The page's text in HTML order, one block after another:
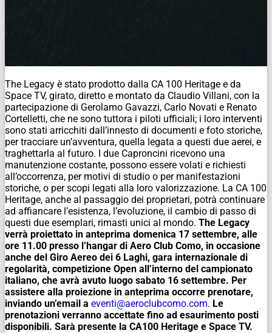
The Legacy è stato prodotto dalla CA 100 Heritage e da
Space TV, girato, diretto e montato da Claudio Villani, con la
partecipazione di Gerolamo Gavazzi, Carlo Novati e Renato
Cortelletti, che ne sono tuttora i piloti ufficiali; i loro interventi
sono stati arricchiti dall’innesto di documenti e foto storiche,
per tracciare un’avventura, quella legata a questi due aerei, e
traghettarla al futuro. I due Caproncini ricevono una
manutenzione costante, possono essere volati e richiesti
all’occorrenza, per motivi di studio o per manifestazioni
storiche, o per scopi legati alla loro valorizzazione. La CA 100
Heritage, anche al passaggio dei proprietari, potrà continuare
ad affiancare l’esistenza, l’evoluzione, il cambio di passo di
questi due esemplari, rimasti unici al mondo. The Legacy
verrà proiettato in anteprima domenica 17 settembre, alle
ore 11.00 presso l’hangar di Aero Club Como, in occasione
anche del Giro Aereo dei 6 Laghi, gara internazionale di
regolarità, competizione Open all’interno del campionato
italiano, che avrà avuto luogo sabato 16 settembre. Per
assistere alla proiezione in anteprima occorre prenotare,
inviando un’email a eventi@aeroclubcomo.com. Le
prenotazioni verranno accettate fino ad esaurimento posti
disponibili. Sarà presente la CA100 Heritage e Space TV.